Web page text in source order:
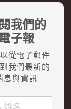
我們的
子報
從電子郵件
我們最新的
息與資訊